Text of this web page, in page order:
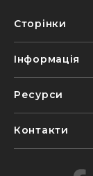
Сторінки
Інформація
Ресурси
Контакти